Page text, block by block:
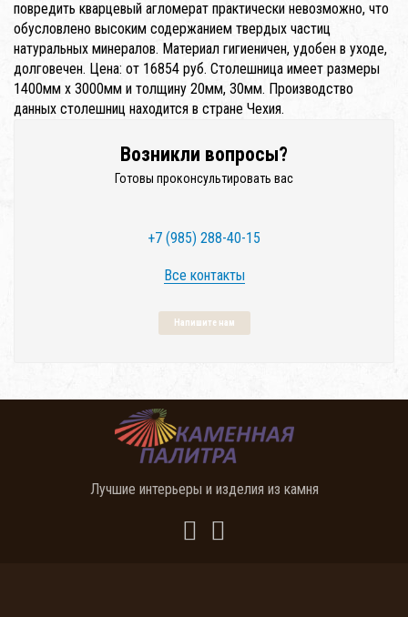
повредить кварцевый агломерат практически невозможно, что
обусловлено высоким содержанием твердых частиц
натуральных минералов. Материал гигиеничен, удобен в уходе,
долговечен. Цена: от 16854 руб. Столешница имеет размеры
1400мм x 3000мм и толщину 20мм, 30мм. Производство
данных столешниц находится в стране Чехия.
Возникли вопросы?
Готовы проконсультировать вас
+7 (985) 288-40-15
Все контакты
Напишите нам
Лучшие интерьеры и изделия из камня